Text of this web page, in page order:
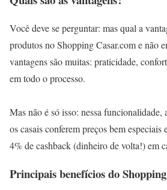
Você deve se perguntar: mas qual a
produtos no Shopping Casar.com e não
vantagens são muitas: praticidade,
em todo o processo.
Mas não é só isso: nessa funcionalidade,
os casais conferem preços bem especiais
4% de cashback (dinheiro de volta!) em
Principais benefícios do